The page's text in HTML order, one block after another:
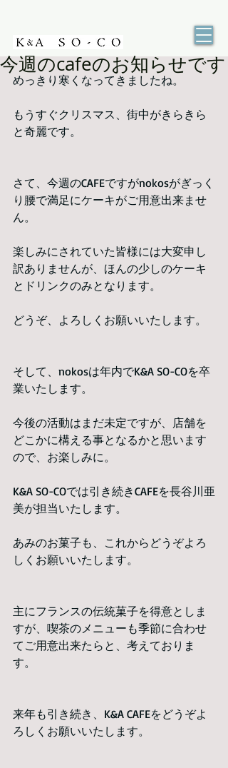
今週のcafeのお知らせです
めっきり寒くなってきましたね。
もうすぐクリスマス、街中がきらきら
と奇麗です。
さて、今週のCAFEですがnokosがぎっく
り腰で満足にケーキがご用意出来ませ
ん。
楽しみにされていた皆様には大変申し
訳ありませんが、ほんの少しのケーキ
とドリンクのみとなります。
どうぞ、よろしくお願いいたします。
そして、nokosは年内でK&A SO-COを卒
業いたします。
今後の活動はまだ未定ですが、店舗を
どこかに構える事となるかと思います
ので、お楽しみに。
K&A SO-COでは引き続きCAFEを長谷川亜
美が担当いたします。
あみのお菓子も、これからどうぞよろ
しくお願いいたします。
主にフランスの伝統菓子を得意としま
すが、喫茶のメニューも季節に合わせ
てご用意出来たらと、考えておりま
す。
来年も引き続き、K&A CAFEをどうぞよ
ろしくお願いいたします。